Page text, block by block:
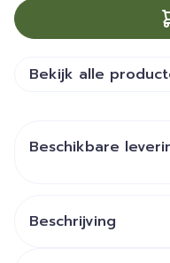
Bekijk alle
Beschikbare
Beschrijving